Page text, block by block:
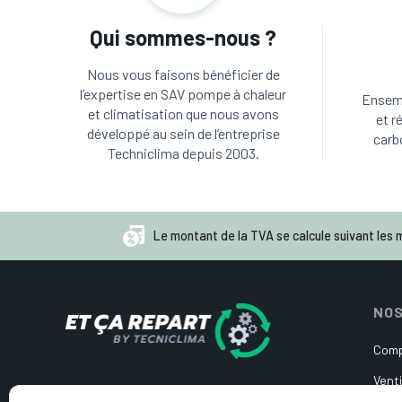
Qui sommes-nous ?
Nous vous faisons bénéficier de
l’expertise en SAV pompe à chaleur
et climatisation que nous avons
développé au sein de l’entreprise
Techniclima depuis 2003.
et
Le montant de la TVA se calcule suivant